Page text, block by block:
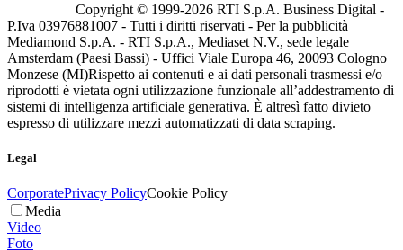
Copyright © 1999-2026 RTI S.p.A. Business Digital -
P.Iva 03976881007 - Tutti i diritti riservati - Per la pubblicità
Mediamond S.p.A. - RTI S.p.A., Mediaset N.V., sede legale
Amsterdam (Paesi Bassi) - Uffici Viale Europa 46, 20093 Cologno
Monzese (MI)Rispetto ai contenuti e ai dati personali trasmessi e/o
riprodotti è vietata ogni utilizzazione funzionale all’addestramento di
sistemi di intelligenza artificiale generativa. È altresì fatto divieto
espresso di utilizzare mezzi automatizzati di data scraping.
Legal
CorporatePrivacy PolicyCookie Policy
Media
Video
Foto